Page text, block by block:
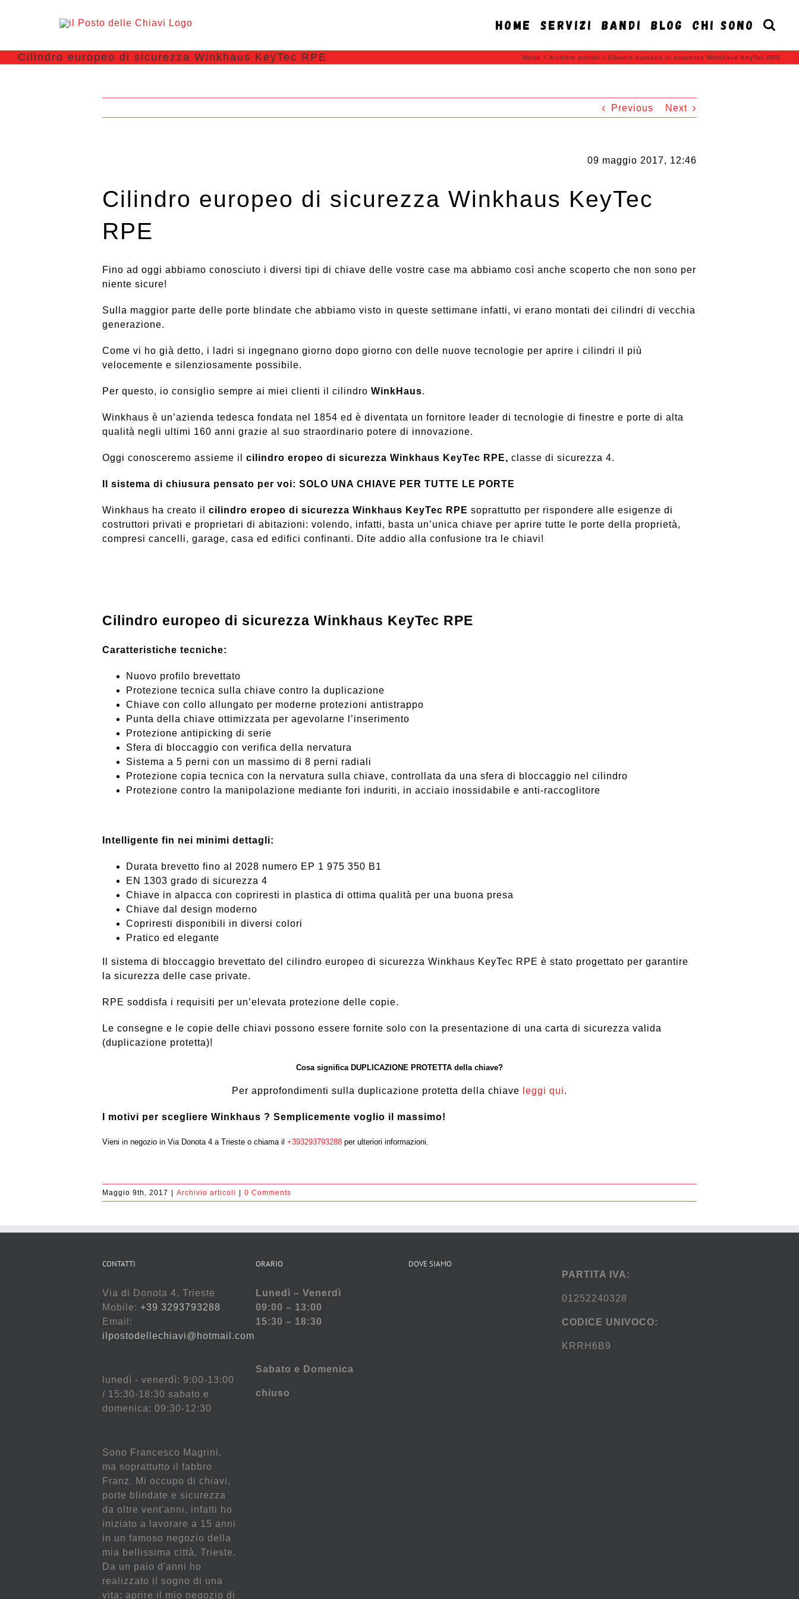
Home SERVIZI BANDI BLOG CHI SONO
Cilindro europeo di sicurezza Winkhaus KeyTec RPE Home / Archivio articoli / Cilindro europeo di sicurezza Winkhaus KeyTec RPE
Previous Next
09 maggio 2017, 12:46
Cilindro europeo di sicurezza Winkhaus KeyTec
RPE
Fino ad oggi abbiamo conosciuto i diversi tipi di chiave delle vostre case ma abbiamo così anche scoperto che non sono per
niente sicure!
Sulla maggior parte delle porte blindate che abbiamo visto in queste settimane infatti, vi erano montati dei cilindri di vecchia
generazione.
Come vi ho già detto, i ladri si ingegnano giorno dopo giorno con delle nuove tecnologie per aprire i cilindri il più
velocemente e silenziosamente possibile.
Per questo, io consiglio sempre ai miei clienti il cilindro WinkHaus.
Winkhaus è un’azienda tedesca fondata nel 1854 ed è diventata un fornitore leader di tecnologie di finestre e porte di alta
qualità negli ultimi 160 anni grazie al suo straordinario potere di innovazione.
Oggi conosceremo assieme il cilindro eropeo di sicurezza Winkhaus KeyTec RPE, classe di sicurezza 4.
Il sistema di chiusura pensato per voi: SOLO UNA CHIAVE PER TUTTE LE PORTE
Winkhaus ha creato il cilindro eropeo di sicurezza Winkhaus KeyTec RPE soprattutto per rispondere alle esigenze di
costruttori privati e proprietari di abitazioni: volendo, infatti, basta un’unica chiave per aprire tutte le porte della proprietà,
compresi cancelli, garage, casa ed edifici confinanti. Dite addio alla confusione tra le chiavi!
Cilindro europeo di sicurezza Winkhaus KeyTec RPE
Caratteristiche tecniche:
Nuovo profilo brevettato
Protezione tecnica sulla chiave contro la duplicazione
Chiave con collo allungato per moderne protezioni antistrappo
Punta della chiave ottimizzata per agevolarne l’inserimento
Protezione antipicking di serie
Sfera di bloccaggio con verifica della nervatura
Sistema a 5 perni con un massimo di 8 perni radiali
Protezione copia tecnica con la nervatura sulla chiave, controllata da una sfera di bloccaggio nel cilindro
Protezione contro la manipolazione mediante fori induriti, in acciaio inossidabile e anti-raccoglitore
Intelligente fin nei minimi dettagli:
Durata brevetto fino al 2028 numero EP 1 975 350 B1
EN 1303 grado di sicurezza 4
Chiave in alpacca con copriresti in plastica di ottima qualità per una buona presa
Chiave dal design moderno
Copriresti disponibili in diversi colori
Pratico ed elegante
Il sistema di bloccaggio brevettato del cilindro europeo di sicurezza Winkhaus KeyTec RPE è stato progettato per garantire
la sicurezza delle case private.
RPE soddisfa i requisiti per un’elevata protezione delle copie.
Le consegne e le copie delle chiavi possono essere fornite solo con la presentazione di una carta di sicurezza valida
(duplicazione protetta)!
Cosa significa DUPLICAZIONE PROTETTA della chiave?
Per approfondimenti sulla duplicazione protetta della chiave leggi qui.
I motivi per scegliere Winkhaus ? Semplicemente voglio il massimo!
Vieni in negozio in Via Donota 4 a Trieste o chiama il +393293793288 per ulteriori informazioni.
Maggio 9th, 2017 | Archivio articoli | 0 Comments
CONTATTI
Via di Donota 4, Trieste
Mobile: +39 3293793288
Email:
ilpostodellechiavi@hotmail.com
lunedì - venerdì: 9:00-13:00
/ 15:30-18:30 sabato e
domenica: 09:30-12:30
Sono Francesco Magrini,
ma soprattutto il fabbro
Franz. Mi occupo di chiavi,
porte blindate e sicurezza
da oltre vent'anni, infatti ho
iniziato a lavorare a 15 anni
in un famoso negozio della
mia bellissima città, Trieste.
Da un paio d'anni ho
realizzato il sogno di una
vita: aprire il mio negozio di
ORARIO
Lunedì – Venerdì
09:00 – 13:00
15:30 – 18:30
Sabato e Domenica
chiuso
DOVE SIAMO
PARTITA IVA:
01252240328
CODICE UNIVOCO:
KRRH6B9